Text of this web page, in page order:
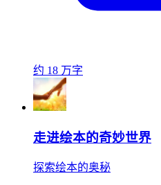
约 18 万字
走进绘本的奇妙世界
探索绘本的奥秘